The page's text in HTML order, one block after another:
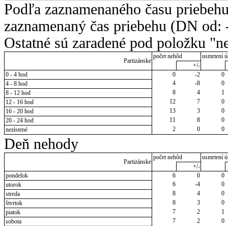
Podľa zaznamenaného času
zaznamenaný čas priebehu (DN
Ostatné sú zaradené pod položku
Partizánske
počet nehôd
usmrtení
+/-
0 - 4 hod
0 -2
0
4 - 8 hod
4 -8
0
8 - 12 hod
8 4
1
12 - 16 hod
12 7
0
16 - 20 hod
13 3
0
20 - 24 hod
11 8
0
nezistené
2 0 0
Deň nehody
Partizánske
počet nehôd
usmrtení
+/-
pondelok
6 0
0
utorok
6 -4
0
streda
8 4
0
štvrtok
8 3
0
piatok
7 2
1
sobota
7 2
0